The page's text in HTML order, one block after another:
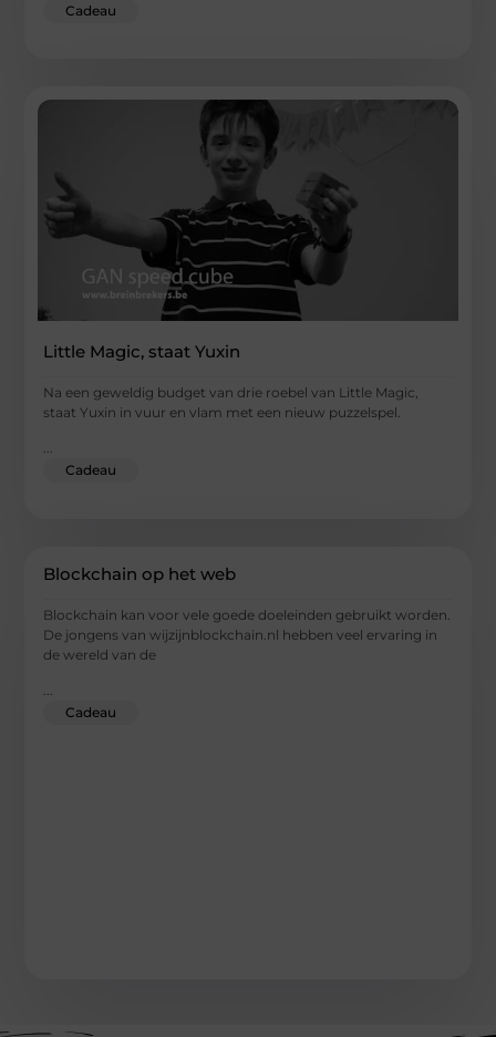
Cadeau
Little Magic, staat Yuxin
Na een geweldig budget van drie roebel van Little Magic,
staat Yuxin in vuur en vlam met een nieuw puzzelspel.
...
Cadeau
Blockchain op het web
Blockchain kan voor vele goede doeleinden gebruikt worden.
De jongens van wijzijnblockchain.nl hebben veel ervaring in
de wereld van de
...
Cadeau